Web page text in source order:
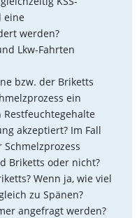
eine
werden?
Lkw-Fahrten
bzw. der Briketts
ein
Restfeuchtegehalte
akzeptiert? Im Fall
Briketts oder nicht?
Wenn ja, wie viel
zu Spänen?
angefragt werden?